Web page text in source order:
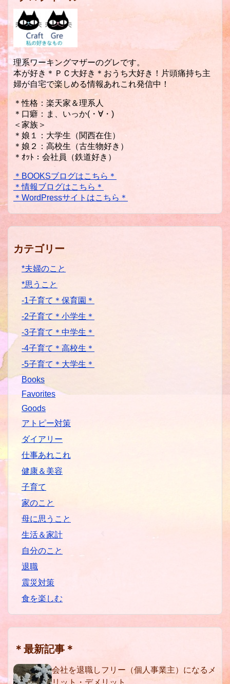
理系ワーキングマザーのグレです。
本が好き＊ＰＣ大好き＊おうち大好き！片頭痛持ち主
婦が自宅で楽しめる情報あれこれ発信中！
＊性格：楽天家＆理系人
＊口癖：ま、いっか(・∀・)
＜家族＞
＊娘１：大学生（関西在住）
＊娘２：高校生（古生物好き）
＊ｵｯﾄ：会社員（鉄道好き）
＊BOOKSブログはこちら＊
＊情報ブログはこちら＊
＊WordPressサイトはこちら＊
カテゴリー
*夫婦のこと
*思うこと
-1子育て＊保育園＊
-2子育て＊小学生＊
-3子育て＊中学生＊
-4子育て＊高校生＊
-5子育て＊大学生＊
Books
Favorites
Goods
アトピー対策
ダイアリー
仕事あれこれ
健康＆美容
子育て
家のこと
母に思うこと
生活＆家計
自分のこと
退職
震災対策
食を楽しむ
＊最新記事＊
会社を退職しフリー（個人事業主）になるメ